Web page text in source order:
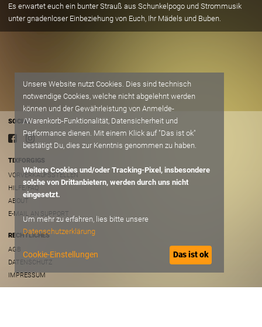
Es erwartet euch ein bunter Strauß aus Schunkelpogo und Strommusik
unter gnadenloser Einbeziehung von Euch, Ihr Mädels und Buben.
SOCIAL
TIXFORGIGS
VORVERKAUFSSTELLEN
HILFE/FAQ
ABOUT
E-MAIL AN SUPPORT
RECHTLICHES
AGB
DATENSCHUTZ
IMPRESSUM
Unsere Website nutzt Cookies. Dies sind technisch
notwendige Cookies, welche nicht abgelehnt werden
können und der Gewährleistung von Anmelde-
/Warenkorb-Funktionalität, Datensicherheit und
Performance dienen. Mit einem Klick auf "Das ist ok"
bestätigt Du, dies zur Kenntnis genommen zu haben.
Weitere Cookies und/oder Tracking-Pixel, insbesondere
solche von Drittanbietern, werden durch uns nicht
eingesetzt.
Um mehr zu erfahren, lies bitte unsere
Datenschutzerklärung
Cookie-Einstellungen Das ist ok